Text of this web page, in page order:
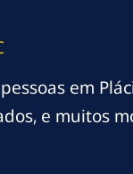
em
e muitos